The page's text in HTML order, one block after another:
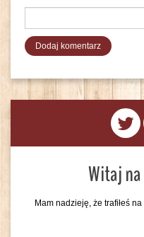
Witaj
Mam nadzieję, że trafiłeś